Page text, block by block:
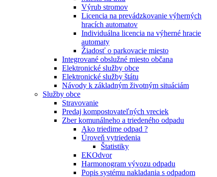
Výrub stromov
Licencia na prevádzkovanie výherných
hracích automatov
Individuálna licencia na výherné hracie
automaty
Žiadosť o parkovacie miesto
Integrované obslužné miesto občana
Elektronické služby obce
Elektronické služby štátu
Návody k základným životným situáciám
Služby obce
Stravovanie
Predaj kompostovateľných vreciek
Zber komunálneho a triedeného odpadu
Ako triedime odpad ?
Úroveň vytriedenia
Štatistiky
EKOdvor
Harmonogram vývozu odpadu
Popis systému nakladania s odpadom